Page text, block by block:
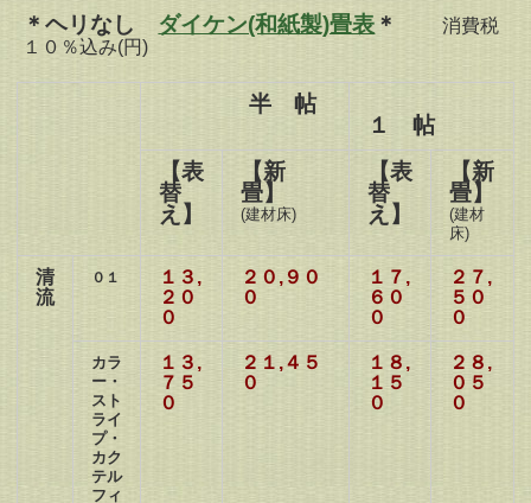
＊ヘリなし ダイケン(和紙製)畳表 ＊消費税
１０％込み(円)
半 帖
１ 帖
【表
替
え】
【新
畳】
(建材床)
【表
替
え】
【新
畳】
(建材
床)
清
流
０１
１３,
２０
０
２０,９０
０
１７,
６０
０
２７,
５０
０
カラ
ー・
スト
ライ
プ・
カク
テル
フィ
１３,
７５
０
２１,４５
０
１８,
１５
０
２８,
０５
０